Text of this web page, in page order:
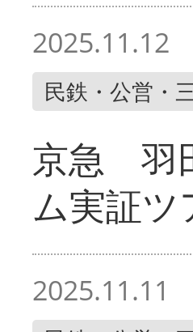
2025.11.12
民鉄・公営・
京急 羽
ム実証ツ
2025.11.11